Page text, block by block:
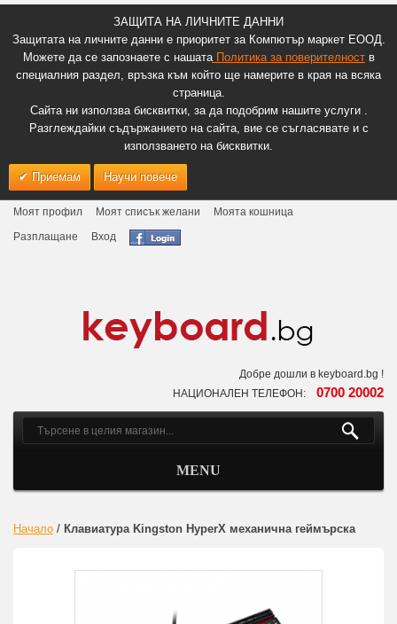
ЗАЩИТА НА ЛИЧНИТЕ ДАННИ
Защитата на личните данни е приоритет за Компютър маркет ЕООД.
Можете да се запознаете с нашатаПолитика за поверителноств
специалния раздел, връзка към който ще намерите в края на всяка
страница.
Сайта ни използва бисквитки, за да подобрим нашите услуги .
Разглеждайки съдържанието на сайта, вие се съгласявате и с
използването на бисквитки.
Приемам Научи повече
Моят профил Моят списък желани
Моята кошница
Разплащане
Вход
Добре дошли в keyboard.bg !
НАЦИОНАЛЕН ТЕЛЕФОН: 0700 20002
MENU
Начало / Клавиатура Kingston HyperX механична геймърска